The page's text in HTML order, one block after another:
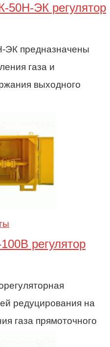
ЭК регулятор
предназначены
газа и
выходного
регулятор
редуцирования на
газа прямоточного